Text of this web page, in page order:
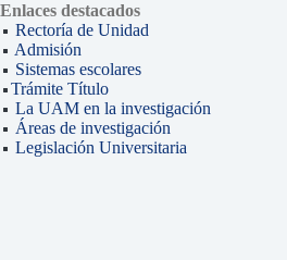
Enlaces destacados
Rectoría de Unidad
Admisión
Sistemas escolares
Trámite Título
La UAM en la investigación
Áreas de investigación
Legislación Universitaria